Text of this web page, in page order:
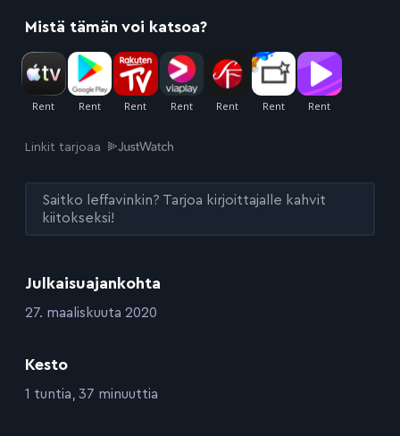
Julkaisuajankohta
:27. maaliskuuta 2020
Kesto
:1 tuntia, 37 minuuttia
Mistä tämän voi katsoa?
Linkit tarjoaa
Saitko leffavinkin? Tarjoa kirjoittajalle kahvit
kiitokseksi!